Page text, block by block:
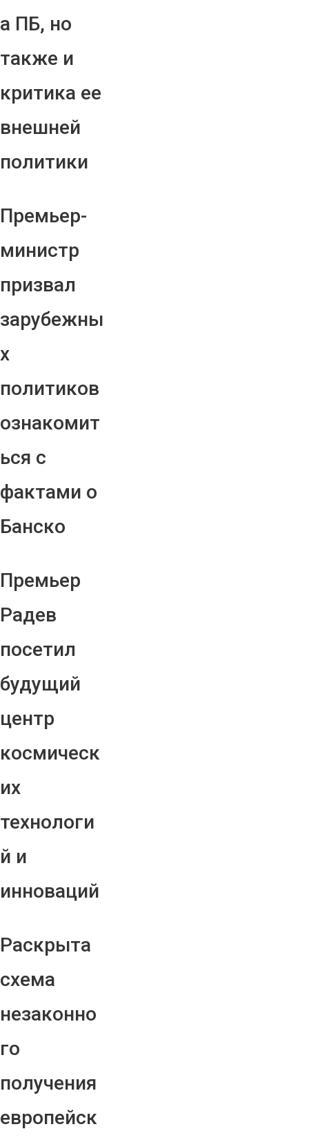
а ПБ, но
также и
критика ее
внешней
политики
Премьер-
министр
призвал
зарубежны
х
политиков
ознакомит
ься с
фактами о
Банско
Премьер
Радев
посетил
будущий
центр
космическ
их
технологи
й и
инноваций
Раскрыта
схема
незаконно
го
получения
европейск